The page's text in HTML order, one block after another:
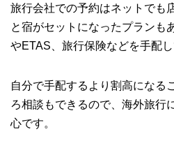
旅行会社での予約はネットでも
と宿がセットになったプランも
やETAS、旅行保険などを手配
自分で手配するより割高になる
ろ相談もできるので、海外旅行
心です。